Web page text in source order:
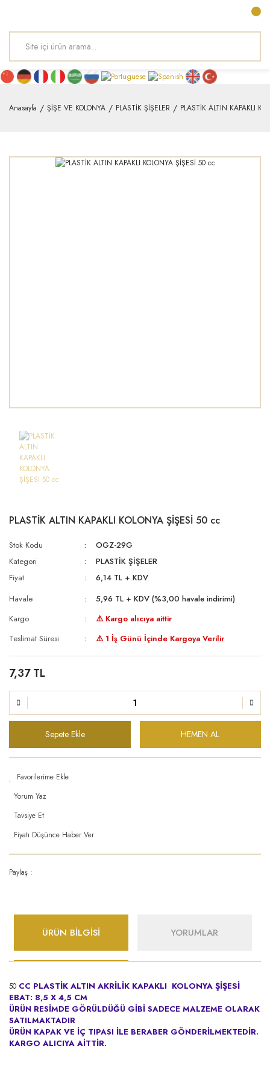
Anasayfa ŞİŞE VE KOLONYA PLASTİK ŞİŞELER PLASTİK ALTIN KAPAKLI
PLASTİK ALTIN KAPAKLI KOLONYA ŞİŞESİ 50 cc
Stok Kodu
OGZ-29G
Kategori
PLASTİK ŞİŞELER
Fiyat
6,14 TL + KDV
Havale
5,96 TL + KDV (%3,00 havale indirimi)
Kargo
⚠️ Kargo alıcıya aittir
Teslimat Süresi
⚠️ 1 İş Günü İçinde Kargoya Verilir
7,37 TL
Sepete Ekle HEMEN AL
Yorum Yaz
Tavsiye Et
Fiyatı Düşünce Haber Ver
Paylaş :
ÜRÜN BİLGİSİ YORUMLAR
50 CC PLASTİK ALTIN AKRİLİK KAPAKLI KOLONYA ŞİŞESİ
EBAT: 8,5 X 4,5 CM
ÜRÜN RESİMDE GÖRÜLDÜĞÜ GİBİ SADECE MALZEME OLARAK
SATILMAKTADIR
ÜRÜN KAPAK VE İÇ TIPASI İLE BERABER GÖNDERİLMEKTEDİR.
KARGO ALICIYA AİTTİR.